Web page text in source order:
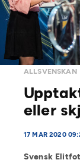
ALLSVENSKAN
eller
17 MAR 2020
Svensk